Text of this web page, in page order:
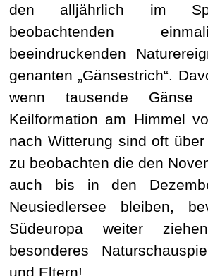
den alljährlich im
beobachtenden
beeindruckenden
genanten „Gänsestrich“.
wenn tausende
Keilformation am Himmel
nach Witterung sind oft
zu beobachten die den
auch bis in den
Neusiedlersee bleiben,
Südeuropa weiter
besonderes
und Eltern!